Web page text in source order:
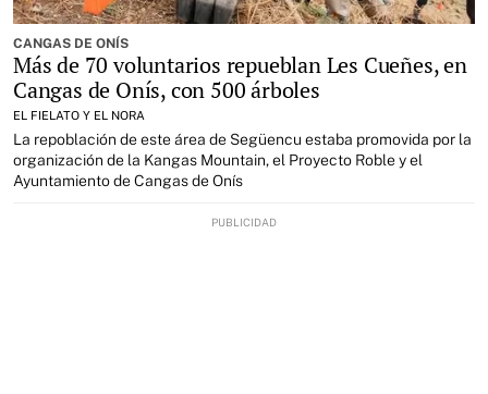
CANGAS DE ONÍS
Más de 70 voluntarios repueblan Les Cueñes, en
Cangas de Onís, con 500 árboles
EL FIELATO Y EL NORA
La repoblación de este área de Següencu estaba promovida por la
organización de la Kangas Mountain, el Proyecto Roble y el
Ayuntamiento de Cangas de Onís